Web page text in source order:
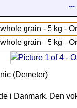
(Demeter)
i Danmark. Den